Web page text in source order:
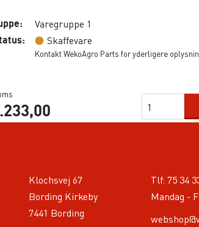
Varegruppe 1
Skaffevare
Kontakt WekoAgro Parts for yderligere
Klochsvej 67
Bording Kirkeby
7441 Bording
Tlf: 75 34
Mandag -